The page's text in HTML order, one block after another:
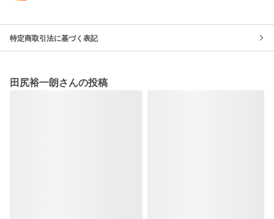
特定商取引法に基づく表記
田尻裕一朗さんの投稿